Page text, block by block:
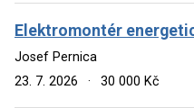
Elektromontér
Josef Pernica
23. 7. 2026
· 30 000 Kč